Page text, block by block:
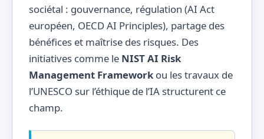
sociétal : gouvernance, régulation (AI Act
européen, OECD AI Principles), partage des
bénéfices et maîtrise des risques. Des
initiatives comme le NIST AI Risk
Management Framework ou les travaux de
l’UNESCO sur l’éthique de l’IA structurent ce
champ.